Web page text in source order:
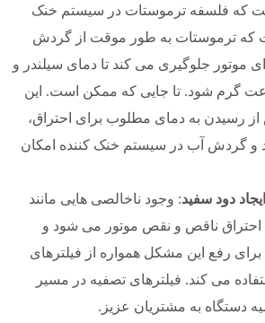
که فلسفه ترموستات در سیستم خنک
که ترموستات به طور موقت از گردش
موتور جلوگیری می کند تا دمای سیلندر و
گرم شود. تا جایی که ممکن است. این
رسیدن به دمای مطلوب برای احتراق،
و گردش آب در سیستم خنک کننده امکان
دود سفید: وجود ناخالصی هایی مانند
ناقص و نقص موتور می شود و
رفع این مشکل همواره از فیلترهای
می کند. فیلترهای تصفیه در مسیر
دستگاه به مشتریان عزیز.